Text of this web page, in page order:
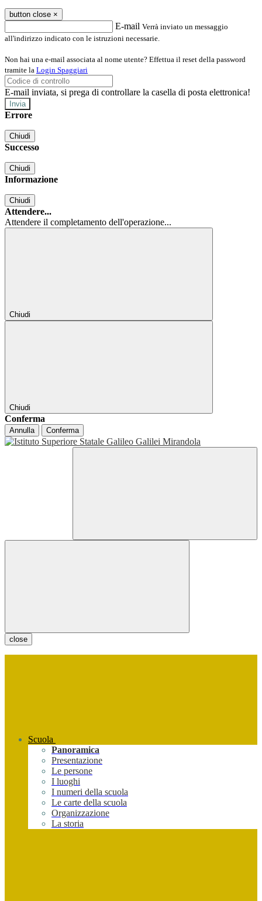
button close ×
E-mail Verrà inviato un messaggio
all'indirizzo indicato con le istruzioni necessarie.
Non hai una e-mail associata al nome utente? Effettua il reset della password
tramite la Login Spaggiari
E-mail inviata, si prega di controllare la casella di posta elettronica!
Errore
Chiudi
Successo
Chiudi
Informazione
Chiudi
Attendere...
Attendere il completamento dell'operazione...
Chiudi
Chiudi
Conferma
Annulla Conferma
close
Scuola
Panoramica
Presentazione
Le persone
I luoghi
I numeri della scuola
Le carte della scuola
Organizzazione
La storia